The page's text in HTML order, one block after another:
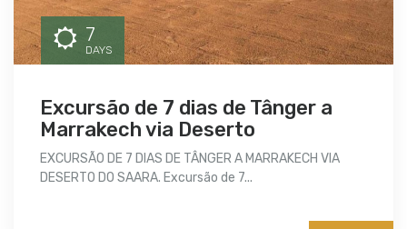
7
DAYS
Excursão de 7 dias de Tânger a
Marrakech via Deserto
EXCURSÃO DE 7 DIAS DE TÂNGER A MARRAKECH VIA
DESERTO DO SAARA. Excursão de 7...